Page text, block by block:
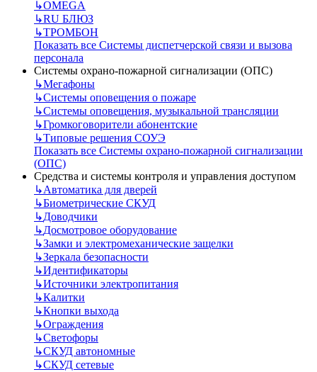
↳OMEGA
↳RU БЛЮЗ
↳ТРОМБОН
Показать все Системы диспетчерской связи и вызова
персонала
Системы охрано-пожарной сигнализации (ОПС)
↳Мегафоны
↳Системы оповещения о пожаре
↳Системы оповещения, музыкальной трансляции
↳Громкоговорители абонентские
↳Типовые решения СОУЭ
Показать все Системы охрано-пожарной сигнализации
(ОПС)
Средства и системы контроля и управления доступом
↳Автоматика для дверей
↳Биометрические СКУД
↳Доводчики
↳Досмотровое оборудование
↳Замки и электромеханические защелки
↳Зеркала безопасности
↳Идентификаторы
↳Источники электропитания
↳Калитки
↳Кнопки выхода
↳Ограждения
↳Светофоры
↳СКУД автономные
↳СКУД сетевые